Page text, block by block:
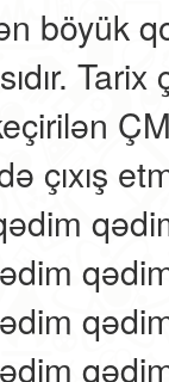
böyük
çıxış